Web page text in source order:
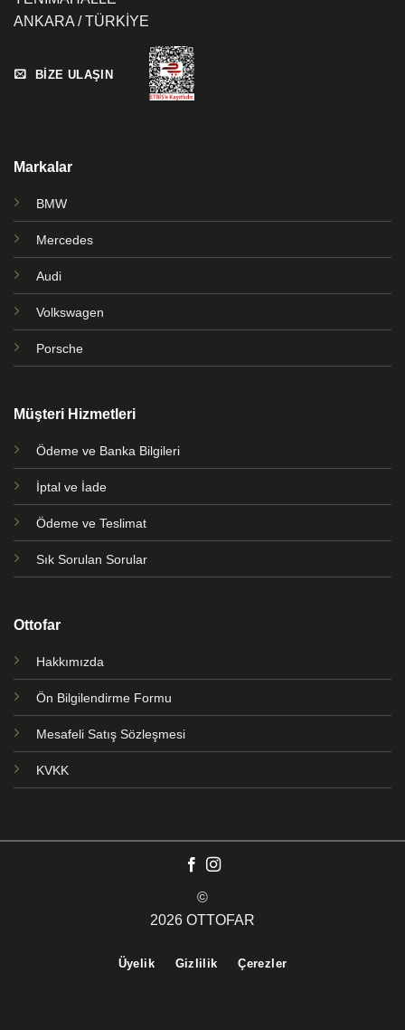
ANKARA / TÜRKİYE
BİZE ULAŞIN
Markalar
BMW
Mercedes
Audi
Volkswagen
Porsche
Müşteri Hizmetleri
Ödeme ve Banka Bilgileri
İptal ve İade
Ödeme ve Teslimat
Sık Sorulan Sorular
Ottofar
Hakkımızda
Ön Bilgilendirme Formu
Mesafeli Satış Sözleşmesi
KVKK
©
2026 OTTOFAR
Üyelik Gizlilik Çerezler